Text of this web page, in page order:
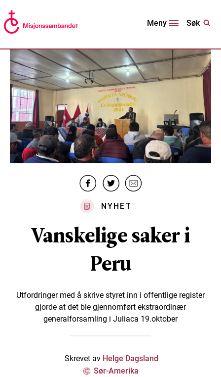
Meny Søk
NYHET
Vanskelige saker i
Peru
Utfordringer med å skrive styret inn i offentlige register
gjorde at det ble gjennomført ekstraordinær
generalforsamling i Juliaca 19.oktober
Skrevet av Helge Dagsland
Sør-Amerika